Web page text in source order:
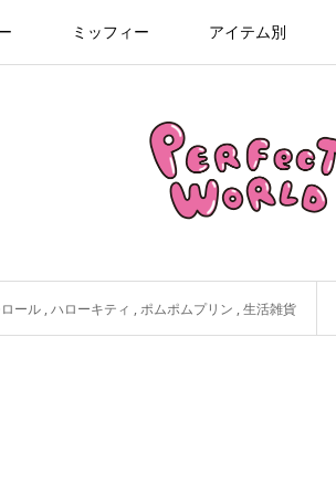
ミッフィー アイテム別
ール ,ハローキティ ,ポムポムプリン ,生活雑貨